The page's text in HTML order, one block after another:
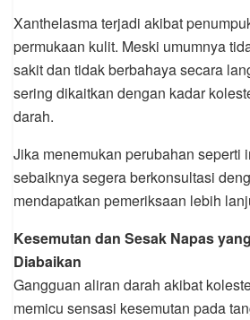
Xanthelasma terjadi akibat
permukaan kulit. Meski umumnya
sakit dan tidak berbahaya secara
sering dikaitkan dengan kadar
darah.
Jika menemukan perubahan seperti
sebaiknya segera berkonsultasi
mendapatkan pemeriksaan lebih
Kesemutan dan Sesak Napas
Diabaikan
Gangguan aliran darah akibat
memicu sensasi kesemutan pada